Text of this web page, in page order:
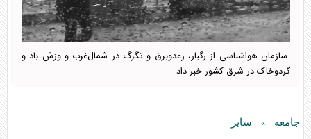
سازمان هواشناسی از رگبار، رعدوبرق و تگرگ در شمال‌غرب و وزش باد و
گردوخاک در شرق کشور خبر داد.
جامعه » سایر